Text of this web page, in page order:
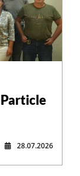
28.07.2026